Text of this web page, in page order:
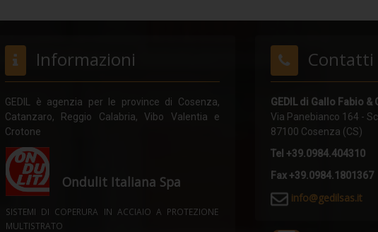
Informazioni
GEDIL è agenzia per le province di Cosenza,
Catanzaro, Reggio Calabria, Vibo Valentia e
Crotone
Ondulit Italiana Spa
SISTEMI DI COPERURA IN ACCIAIO A PROTEZIONE
MULTISTRATO
Contatti
GEDIL di Gallo Fabio &
Via Panebianco 164 -
87100 Cosenza (CS)
Tel +39.0984.404310
Fax +39.0984.1801367
info@gedilsas.it